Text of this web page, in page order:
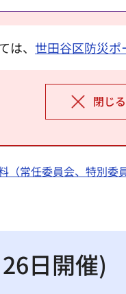
、 世田谷区防災ポ
閉じる
（常任委員会、特別委員
日開催)